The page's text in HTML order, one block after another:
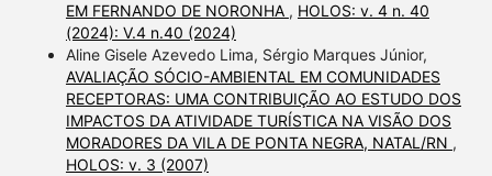
EM FERNANDO DE NORONHA , HOLOS: v. 4 n. 40
(2024): V.4 n.40 (2024)
Aline Gisele Azevedo Lima, Sérgio Marques Júnior,
AVALIAÇÃO SÓCIO-AMBIENTAL EM COMUNIDADES
RECEPTORAS: UMA CONTRIBUIÇÃO AO ESTUDO DOS
IMPACTOS DA ATIVIDADE TURÍSTICA NA VISÃO DOS
MORADORES DA VILA DE PONTA NEGRA, NATAL/RN ,
HOLOS: v. 3 (2007)